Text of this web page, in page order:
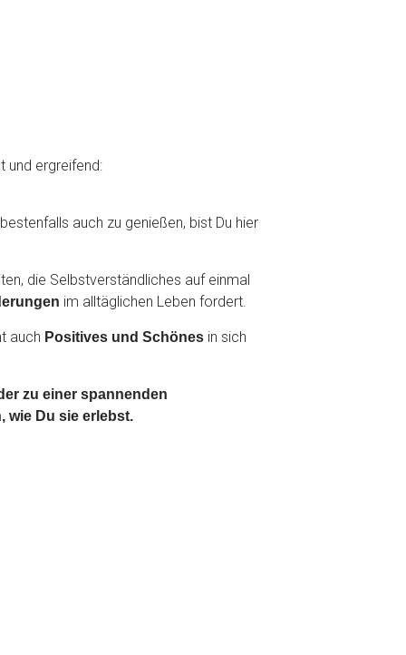
und ergreifend:
auch zu genießen, bist Du hier
die Selbstverständliches auf einmal
im alltäglichen Leben fordert.
auch Positives und Schönesin sich
zu einer spannenden
wie Du sie erlebst.